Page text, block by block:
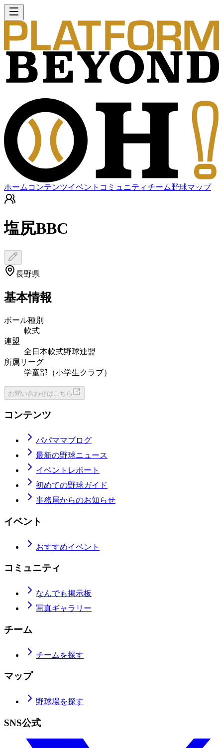
ホーム コンテンツイベント コミュニティチーム野球マップ
塩尻BBC
長野県
基本情報
ボール種別
軟式
連盟
全日本軟式野球連盟
所属リーグ
学童部（小学生クラブ）
お問い合わせはこちら
コンテンツ
パパママブログ
最新の野球ニュース
イベントレポート
初めての野球ガイド
事務局からのお知らせ
イベント
おすすめイベント
コミュニティ
なんでも掲示板
写真ギャラリー
チーム
チームを探す
マップ
野球場を探す
SNS公式